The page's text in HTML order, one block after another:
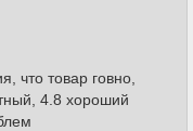
что товар говно,
4.8 хороший